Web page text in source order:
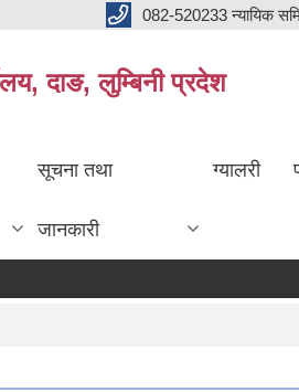
082-520233 न्यायिक
दाङ, लुम्बिनी प्रदेश
सूचना तथा
जानकारी
ग्यालरी